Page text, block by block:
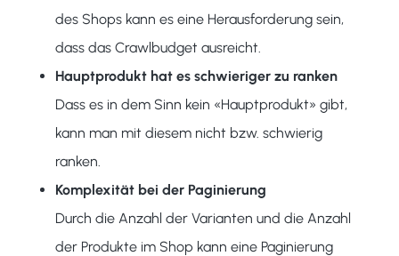
des Shops kann es eine Herausforderung sein,
dass das Crawlbudget ausreicht.
Hauptprodukt hat es schwieriger zu ranken
Dass es in dem Sinn kein «Hauptprodukt» gibt,
kann man mit diesem nicht bzw. schwierig
ranken.
Komplexität bei der Paginierung
Durch die Anzahl der Varianten und die Anzahl
der Produkte im Shop kann eine Paginierung